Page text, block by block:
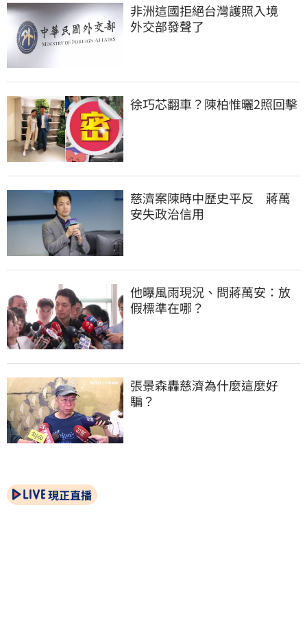
非洲這國拒絕台灣護照入境
外交部發聲了
徐巧芯翻車？陳柏惟曬2照回擊
慈濟案陳時中歷史平反　蔣萬
安失政治信用
他曝風雨現況、問蔣萬安：放
假標準在哪？
張景森轟慈濟為什麼這麼好
騙？
現正直播